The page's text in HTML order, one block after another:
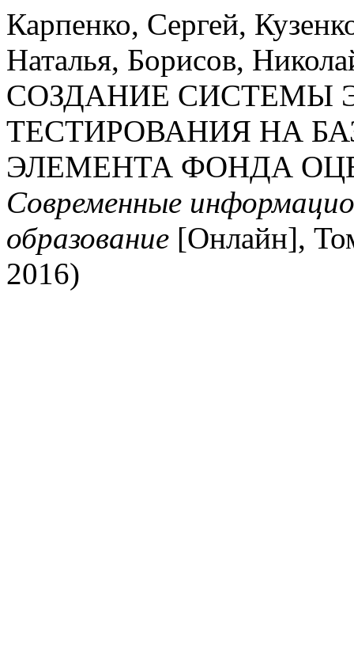
Карпенко, Сергей,
Наталья, Борисов,
СОЗДАНИЕ СИСТЕМЫ
ТЕСТИРОВАНИЯ НА
ЭЛЕМЕНТА ФОНДА
Современные
образование [Онлайн],
2016)